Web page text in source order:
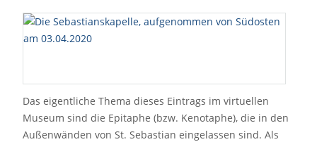
Das eigentliche Thema dieses Eintrags im virtuellen
Museum sind die Epitaphe (bzw. Kenotaphe), die in den
Außenwänden von St. Sebastian eingelassen sind. Als